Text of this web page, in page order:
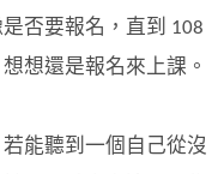
否要報名，直到 108
想還是報名來上課。
能聽到一個自己從沒